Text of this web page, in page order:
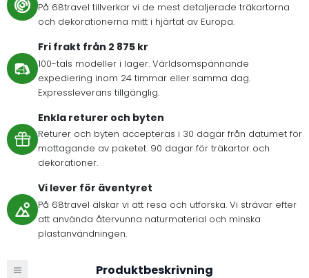
På 68travel tillverkar vi de mest detaljerade träkartorna
och dekorationerna mitt i hjärtat av Europa.
Fri frakt från 2 875 kr
100-tals modeller i lager. Världsomspännande
expediering inom 24 timmar eller samma dag.
Expressleverans tillgänglig.
Enkla returer och byten
Returer och byten accepteras i 30 dagar från datumet för
mottagande av paketet. 90 dagar för träkartor och
dekorationer.
Vi lever för äventyret
På 68travel älskar vi att resa och utforska. Vi strävar efter
att använda återvunna naturmaterial och minska
plastanvändningen.
Produktbeskrivning